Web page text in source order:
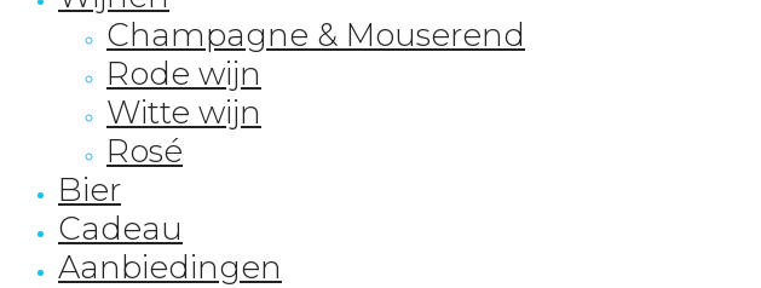
Champagne & Mouserend
Rode wijn
Witte wijn
Rosé
Bier
Cadeau
Aanbiedingen